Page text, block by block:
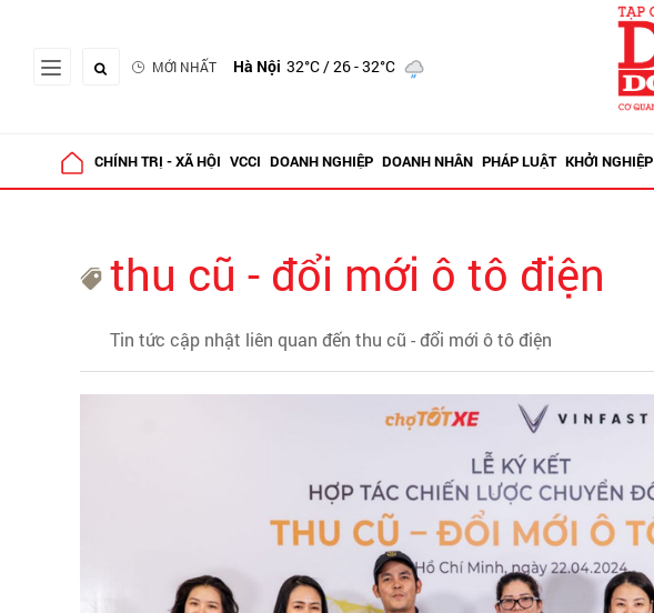
MỚI NHẤT Hà Nội 32°C/ 26 - 32°C
CHÍNH TRỊ - XÃ HỘI VCCI DOANH NGHIỆP DOANH NHÂN PHÁP LUẬT KHỞI NGHIỆP
thu cũ - đổi mới ô tô điện
Tin tức cập nhật liên quan đến thu cũ - đổi mới ô tô điện